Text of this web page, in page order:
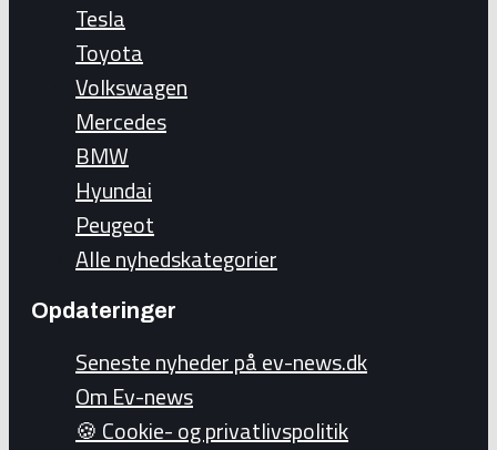
Tesla
Toyota
Volkswagen
Mercedes
BMW
Hyundai
Peugeot
Alle nyhedskategorier
Opdateringer
Seneste nyheder på ev-news.dk
Om Ev-news
🍪 Cookie- og privatlivspolitik